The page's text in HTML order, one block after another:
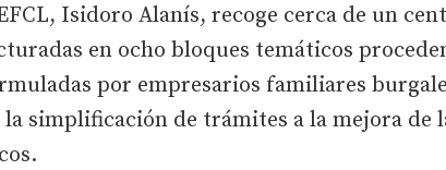
Isidoro Alanís, recoge cerca de un
en ocho bloques temáticos
por empresarios familiares
la simplificación de trámites a la mejora de